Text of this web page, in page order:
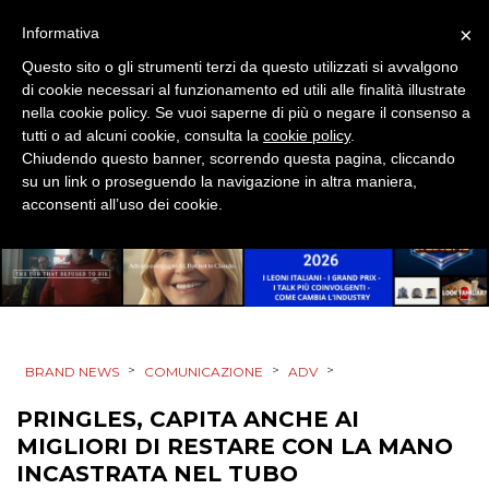
CINEMA
DIGITALE
ESTERNA
TV
BRAND NEWS > COMUNICAZIONE > ADV >
PRINGLES, CAPITA ANCHE AI
MIGLIORI DI RESTARE CON LA MANO
INCASTRATA NEL TUBO
×
Informativa
Questo sito o gli strumenti terzi da questo utilizzati si avvalgono
di cookie necessari al funzionamento ed utili alle finalità illustrate
nella cookie policy. Se vuoi saperne di più o negare il consenso a
tutti o ad alcuni cookie, consulta la cookie policy.
Chiudendo questo banner, scorrendo questa pagina, cliccando
su un link o proseguendo la navigazione in altra maniera,
acconsenti all’uso dei cookie.